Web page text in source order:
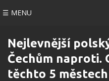
☰ MENU
Nejlevnější
Čechům naproti.
těchto 5 městech